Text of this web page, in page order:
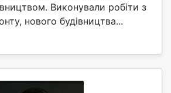
Виконували робіти з
нового будівництва...